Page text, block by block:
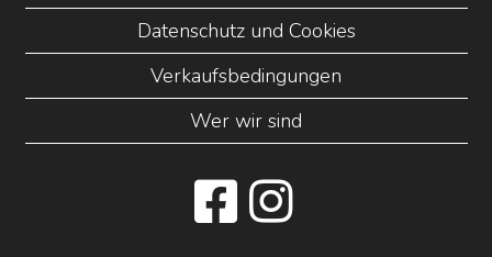
Datenschutz und Cookies
Verkaufsbedingungen
Wer wir sind